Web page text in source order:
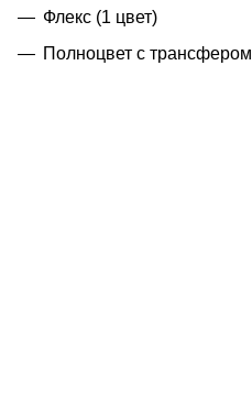
Флекс (1 цвет)
Полноцвет с трансфером